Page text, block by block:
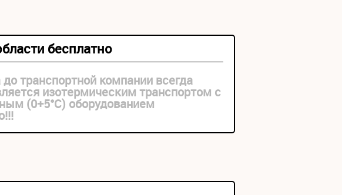
бесплатно
транспортной компании всегда
изотермическим транспортом с
(0+5°С) оборудованием